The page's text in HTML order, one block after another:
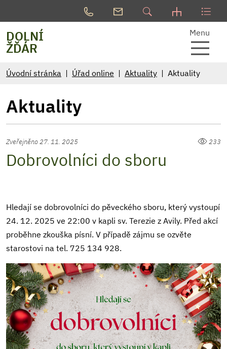
DOLNÍ
ŽĎÁR
Menu
Úvodní stránka Úřad online Aktuality Aktuality
Aktuality
Zveřejněno 27. 11. 2025 233
Dobrovolníci do sboru
Hledají se dobrovolníci do pěveckého sboru, který vystoupí
24. 12. 2025 ve 22:00 v kapli sv. Terezie z Avily. Před akcí
proběhne zkouška písní. V případě zájmu se ozvěte
starostovi na tel. 725 134 928.